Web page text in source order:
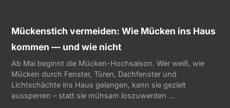
Mückenstich vermeiden: Wie Mücken ins Haus
kommen — und wie nicht
Ab Mai beginnt die Mücken-Hochsaison. Wer weiß, wie
Mücken durch Fenster, Türen, Dachfenster und
Lichtschächte ins Haus gelangen, kann sie gezielt
aussperren – statt sie mühsam loszuwerden …